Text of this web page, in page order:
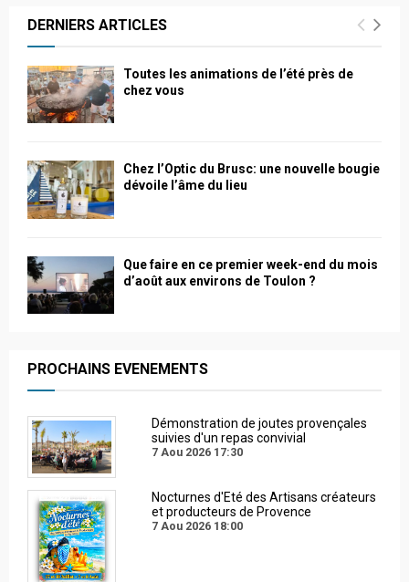
DERNIERS ARTICLES
Toutes les animations de l’été près de
chez vous
Chez l’Optic du Brusc: une nouvelle bougie
dévoile l’âme du lieu
Que faire en ce premier week-end du mois
d’août aux environs de Toulon ?
PROCHAINS EVENEMENTS
Démonstration de joutes provençales
suivies d'un repas convivial
7 Aou 2026 17:30
Nocturnes d'Eté des Artisans créateurs
et producteurs de Provence
7 Aou 2026 18:00